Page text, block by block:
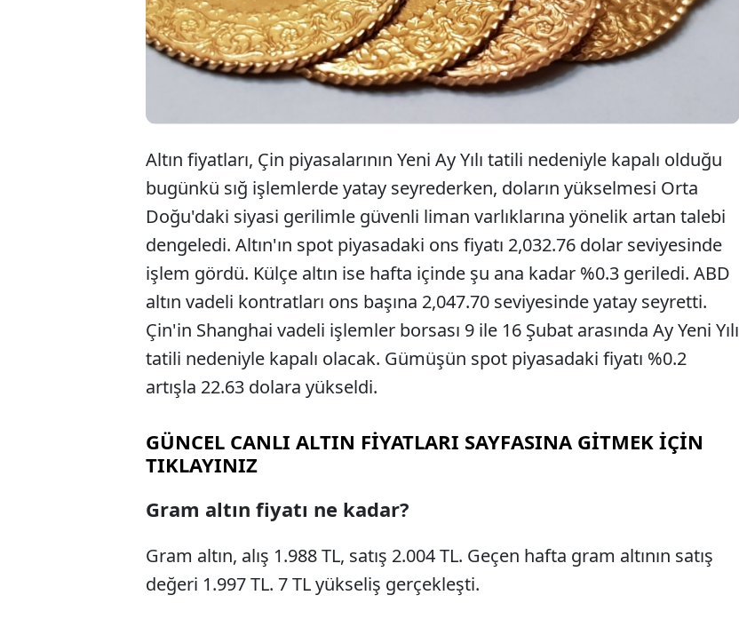
Altın fiyatları, Çin piyasalarının Yeni Ay Yılı tatili nedeniyle kapalı olduğu
bugünkü sığ işlemlerde yatay seyrederken, doların yükselmesi Orta
Doğu'daki siyasi gerilimle güvenli liman varlıklarına yönelik artan talebi
dengeledi. Altın'ın spot piyasadaki ons fiyatı 2,032.76 dolar seviyesinde
işlem gördü. Külçe altın ise hafta içinde şu ana kadar %0.3 geriledi. ABD
altın vadeli kontratları ons başına 2,047.70 seviyesinde yatay seyretti.
Çin'in Shanghai vadeli işlemler borsası 9 ile 16 Şubat arasında Ay Yeni Yılı
tatili nedeniyle kapalı olacak. Gümüşün spot piyasadaki fiyatı %0.2
artışla 22.63 dolara yükseldi.
GÜNCEL CANLI ALTIN FİYATLARI SAYFASINA GİTMEK İÇİN
TIKLAYINIZ
Gram altın fiyatı ne kadar?
Gram altın, alış 1.988 TL, satış 2.004 TL. Geçen hafta gram altının satış
değeri 1.997 TL. 7 TL yükseliş gerçekleşti.